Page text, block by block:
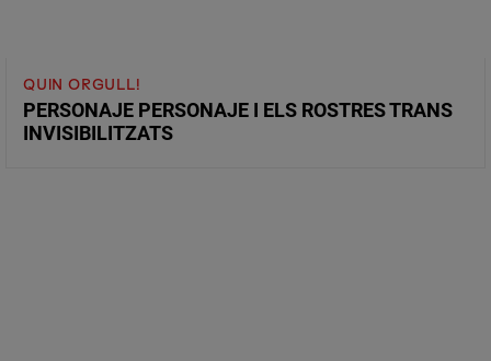
QUIN ORGULL!
PERSONAJE PERSONAJE I ELS ROSTRES TRANS
INVISIBILITZATS